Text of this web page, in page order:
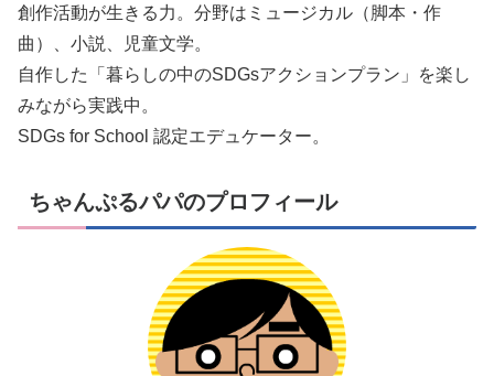
創作活動が生きる力。分野はミュージカル（脚本・作
曲）、小説、児童文学。
自作した「暮らしの中のSDGsアクションプラン」を楽し
みながら実践中。
SDGs for School 認定エデュケーター。
ちゃんぷるパパのプロフィール